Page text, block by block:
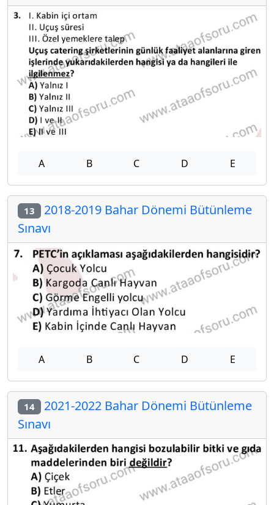
A B C D E
13 2018-2019 Bahar Dönemi Bütünleme
Sınavı
A B C D E
14 2021-2022 Bahar Dönemi Bütünleme
Sınavı